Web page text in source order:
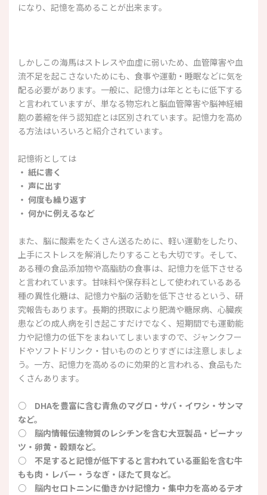
になり、記憶を高めることが出来ます。
しかしこの海馬はストレスや血虚に弱いため、血管障害や血
流不足を起こさないためにも、食事や運動・睡眠などに気を
配る必要があります。一般に、記憶力は年とともに低下する
と言われていますが、単なる物忘れと脳血管障害や脳神経細
胞の萎縮を伴う認知症とは区別されています。記憶力を高め
る方法はいろいろと紹介されています。
記憶術としては
・ 紙に書く
・ 声に出す
・ 何度も繰り返す
・ 何かに例えるなど
また、脳に酸素をたくさん送るために、軽い運動をしたり、
上手にストレスを解消したりすることも大切です。そして、
ある種の食品添加物や高脂肪の食事は、記憶力を低下させる
と言われています。甘味料や保存料として使われているある
種の異性化糖は、記憶力や脳の活動を低下させるという、研
究報告もあります。長期的摂取により肥満や糖尿病、心臓疾
患などの成人病を引き起こすだけでなく、短期間でも運動能
力や記憶力の低下をまねいてしまいますので、ジャンクフー
ドやソフトドリンク・甘いもののとりすぎには注意しましょ
う。一方、記憶力を高めるのに効果的と言われる、食品もた
くさんあります。
○ DHAを豊富に含む青魚のマグロ・サバ・イワシ・サンマ
など。
○ 脳内情報伝達物質のレシチンを含む大豆製品・ピーナッ
ツ・卵黄・穀類など。
○ 不足すると記憶が低下すると言われている亜鉛を含む牛
もも肉・レバー・うなぎ・ほたて貝など。
○ 脳内セロトニンに働きかけ記憶力・集中力を高めるテオ